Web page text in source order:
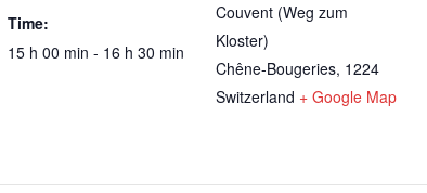
Time:
15 h 00 min - 16 h 30 min
Couvent (Weg zum
Kloster)
Chêne-Bougeries, 1224
Switzerland + Google Map